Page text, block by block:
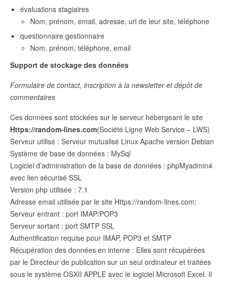
évaluations stagiaires
Nom, prénom, email, adresse, url de leur site, téléphone
questionnaire gestionnaire
Nom, prénom, téléphone, email
Support de stockage des données
Formulaire de contact, inscription à la newsletter et dépôt de
commentaires
Ces données sont stockées sur le serveur hébergeant le site
Https://random-lines.com(Société Ligne Web Service – LWS)
Serveur utilisé : Serveur mutualisé Linux Apache version Debian
Système de base de données : MySql
Logiciel d’administration de la base de données : phpMyadmin4
avec lien sécurisé SSL
Version php utilisée : 7.1
Adresse email utilisée par le site Https://random-lines.com:
Serveur entrant : port IMAP/POP3
Serveur sortant : port SMTP SSL
Authentification requise pour IMAP, POP3 et SMTP
Récupération des données en interne : Elles sont récupérées
par le Directeur de publication sur un seul ordinateur et traitées
sous le système OSXII APPLE avec le logiciel Microsoft Excel. Il